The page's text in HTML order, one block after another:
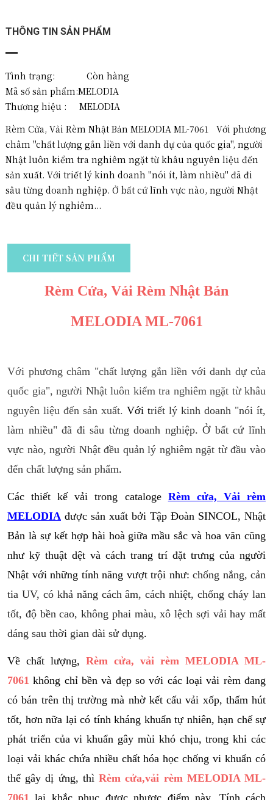
THÔNG TIN SẢN PHẨM
Tình trạng: Còn hàng
Mã số sản phẩm:MELODIA
Thương hiệu :
MELODIA
Rèm Cửa, Vải Rèm Nhật Bản MELODIA ML-7061 Với phương
châm "chất lượng gắn liền với danh dự của quốc gia", người
Nhật luôn kiểm tra nghiêm ngặt từ khâu nguyên liệu đến
sản xuất. Với triết lý kinh doanh "nói ít, làm nhiều" đã đi
sâu từng doanh nghiệp. Ở bất cứ lĩnh vực nào, người Nhật
đều quản lý nghiêm...
CHI TIẾT SẢN PHẨM
Rèm Cửa, Vải Rèm Nhật Bản
MELODIA ML-7061
Với phương châm "chất lượng gắn liền với danh dự của
quốc gia", người Nhật luôn kiểm tra nghiêm ngặt từ khâu
nguyên liệu đến sản xuất. Với triết lý kinh doanh "nói ít,
làm nhiều" đã đi sâu từng doanh nghiệp. Ở bất cứ lĩnh
vực nào, người Nhật đều quản lý nghiêm ngặt từ đầu vào
đến chất lượng sản phẩm.
Các thiết kế vải trong cataloge Rèm cửa, Vải rèm
MELODIA được sản xuất bởi Tập Đoàn SINCOL, Nhật
Bản là sự kết hợp hài hoà giữa mầu sắc và hoa văn cũng
như kỹ thuật dệt và cách trang trí đặt trưng của người
Nhật với những tính năng vượt trội như: chống nắng, cản
tia UV, có khả năng cách âm, cách nhiệt, chống cháy lan
tốt, độ bền cao, không phai màu, xô lệch sợi vải hay mất
dáng sau thời gian dài sử dụng.
Về chất lượng, Rèm cửa, vải rèm MELODIA ML-
7061 không chỉ bền và đẹp so với các loại vải rèm đang
có bán trên thị trường mà nhờ kết cấu vải xốp, thấm hút
tốt, hơn nữa lại có tính kháng khuẩn tự nhiên, hạn chế sự
phát triển của vi khuẩn gây mùi khó chịu, trong khi các
loại vải khác chứa nhiều chất hóa học chống vi khuẩn có
thể gây dị ứng, thìRèm cửa,vải rèm MELODIA ML-
7061 lại khắc phục được nhược điểm này. Tính cách